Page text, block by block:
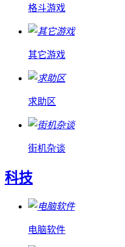
格斗游戏
其它游戏
求助区
街机杂谈
科技
电脑软件